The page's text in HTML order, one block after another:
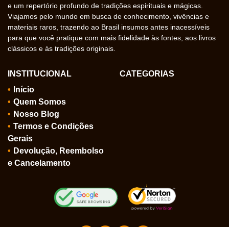
e um repertório profundo de tradições espirituais e mágicas.
Viajamos pelo mundo em busca de conhecimento, vivências e
materiais raros, trazendo ao Brasil insumos antes inacessíveis
para que você pratique com mais fidelidade às fontes, aos livros
clássicos e às tradições originais.
INSTITUCIONAL
Início
Quem Somos
Nosso Blog
Termos e Condições
Gerais
Devolução, Reembolso
e Cancelamento
CATEGORIAS